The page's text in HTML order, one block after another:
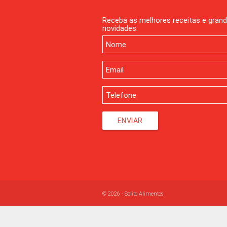
Receba as melhores receitas e
novidades:
ENVIAR
© 2026 - Solito Alimentos